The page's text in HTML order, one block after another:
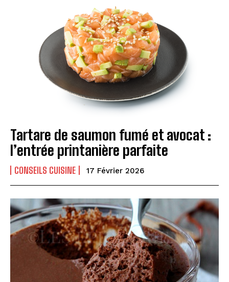
Tartare de saumon fumé et avocat :
l’entrée printanière parfaite
CONSEILS CUISINE 17 Février 2026